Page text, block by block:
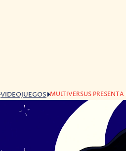
VIDEOJUEGOS MULTIVERSUS